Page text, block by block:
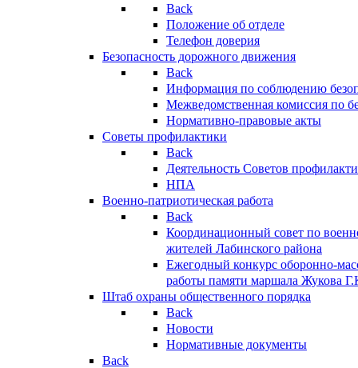
Back
Положение об отделе
Телефон доверия
Безопасность дорожного движения
Back
Информация по соблюдению
Межведомственная комиссия по
Нормативно-правовые акты
Советы профилактики
Back
Деятельность Советов
НПА
Военно-патриотическая работа
Back
Координационный совет по
жителей Лабинского района
Ежегодный конкурс оборонно-
работы памяти маршала Жукова
Штаб охраны общественного порядка
Back
Новости
Нормативные документы
Back